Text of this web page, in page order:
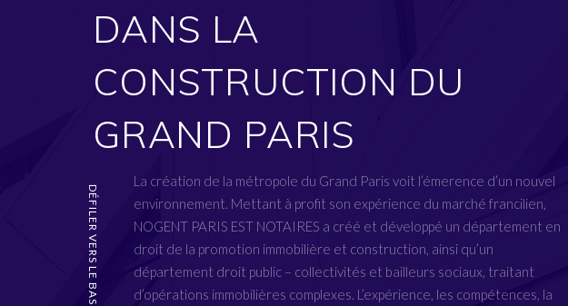
DÉFILER VERS LE BAS
DANS LA
CONSTRUCTION DU
GRAND PARIS
La création de la métropole du Grand Paris voit l’émerence d’un nouvel
environnement. Mettant à profit son expérience du marché francilien,
NOGENT PARIS EST NOTAIRES a créé et développé un département en
droit de la promotion immobilière et construction, ainsi qu’un
département droit public – collectivités et bailleurs sociaux, traitant
d’opérations immobilières complexes. L’expérience, les compétences, la